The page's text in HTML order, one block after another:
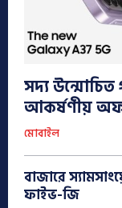
সদ্য উন্মোচিত
আকর্ষণীয়
মোবাইল
বাজারে
ফাইভ-জি